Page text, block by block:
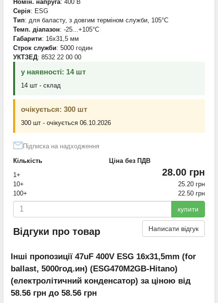
Номін. напруга: 400 В
Серія: ESG
Тип: для баласту, з довгим терміном служби, 105°C
Темп. діапазон: -25...+105°С
Габарити: 16x31,5 мм
Строк служби: 5000 годин
УКТЗЕД: 8532 22 00 00
у наявності: 14 шт
14 шт - склад
очікується: 300 шт
300 шт - очікується 06.10.2026
Підписка на надходження
Кількість
Ціна без ПДВ
1+
28.00 грн
10+
25.20 грн
100+
22.50 грн
купити
Відгуки про товар Написати відгук
Інші пропозиції 47uF 400V ESG 16x31,5mm (for
ballast, 5000год.ин) (ESG470M2GB-Hitano)
(електролітичний конденсатор) за ціною від
58.56 грн до 58.56 грн